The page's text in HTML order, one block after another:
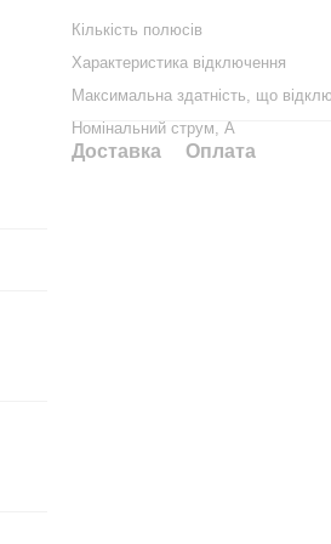
Кількість полюсів
Характеристика відключення
Максимальна здатність, що
Номінальний струм, А
Доставка Оплата